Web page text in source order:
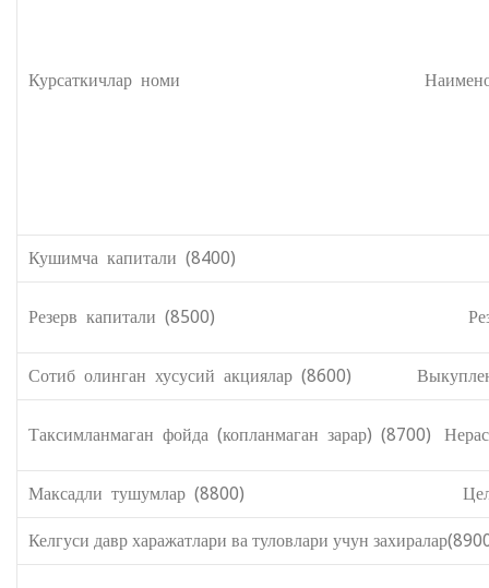
Курсаткичлар номи Наименование
Кушимча капитали (8400)
Резерв капитали (8500) Резервный
Сотиб олинган хусусий акциялар (8600)
Таксимланмаган фойда (копланмаган зарар) (8700)
Максадли тушумлар (8800) Целевые
Келгуси давр харажатлари ва туловлари учун